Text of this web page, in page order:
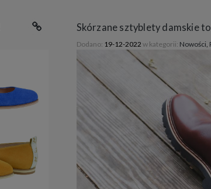
Skórzane sztyblety damskie
Dodano: 19-12-2022 w kategorii: Nowości,